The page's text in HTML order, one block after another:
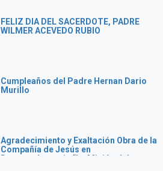
FELIZ DIA DEL SACERDOTE, PADRE
WILMER ACEVEDO RUBIO
Cumpleaños del Padre Hernan Dario
Murillo
Agradecimiento y Exaltación Obra de la
Compañía de Jesús en
Barrancabermeja “La Misión del